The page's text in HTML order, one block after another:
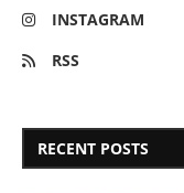
INSTAGRAM
RSS
RECENT POSTS